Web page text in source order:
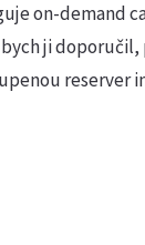
on-demand
bych ji
reserver